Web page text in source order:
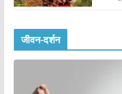
जीवन-दर्शन